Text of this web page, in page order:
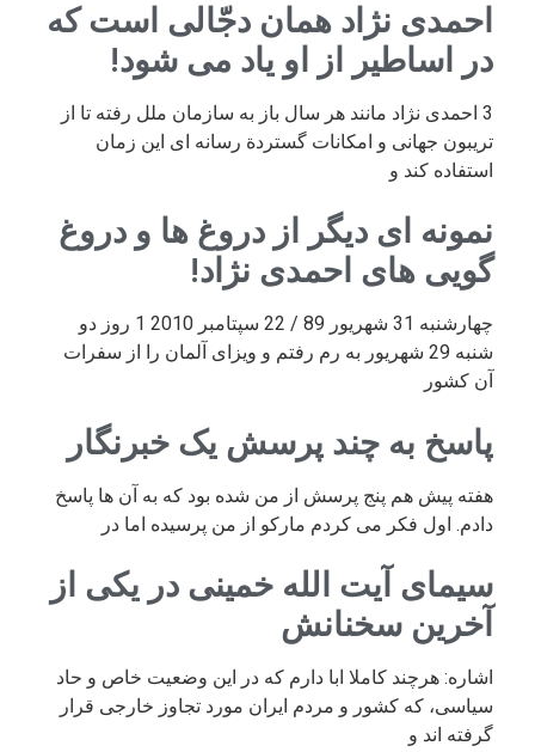
احمدی نژاد همان دجّالی است که
در اساطیر از او یاد می شود!
3 احمدی نژاد مانند هر سال باز به سازمان ملل رفته تا از
تریبون جهانی و امکانات گستردة رسانه ای این زمان
استفاده کند و
نمونه ای دیگر از دروغ ها و دروغ
گویی های احمدی نژاد!
چهارشنبه 31 شهریور 89 / 22 سپتامبر 2010 1 روز دو
شنبه 29 شهریور به رم رفتم و ویزای آلمان را از سفرات
آن کشور
پاسخ به چند پرسش یک خبرنگار
هفته پیش هم پنج پرسش از من شده بود که به آن ها پاسخ
دادم. اول فکر می کردم مارکو از من پرسیده اما در
سیمای آیت الله خمینی در یکی از
آخرین سخنانش
اشاره: هرچند کاملا ابا دارم که در این وضعیت خاص و حاد
سیاسی، که کشور و مردم ایران مورد تجاوز خارجی قرار
گرفته اند و